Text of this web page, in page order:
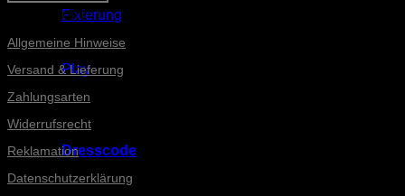
Fixierung
Play
Dresscode
Informationen
Allgemeine Hinweise
Versand & Lieferung
Zahlungsarten
Widerrufsrecht
Reklamation
Datenschutzerklärung